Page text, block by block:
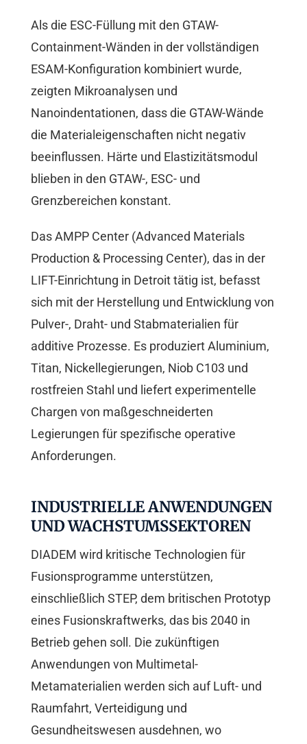
Als die ESC-Füllung mit den GTAW-
Containment-Wänden in der vollständigen
ESAM-Konfiguration kombiniert wurde,
zeigten Mikroanalysen und
Nanoindentationen, dass die GTAW-Wände
die Materialeigenschaften nicht negativ
beeinflussen. Härte und Elastizitätsmodul
blieben in den GTAW-, ESC- und
Grenzbereichen konstant.
Das AMPP Center (Advanced Materials
Production & Processing Center), das in der
LIFT-Einrichtung in Detroit tätig ist, befasst
sich mit der Herstellung und Entwicklung von
Pulver-, Draht- und Stabmaterialien für
additive Prozesse. Es produziert Aluminium,
Titan, Nickellegierungen, Niob C103 und
rostfreien Stahl und liefert experimentelle
Chargen von maßgeschneiderten
Legierungen für spezifische operative
Anforderungen.
INDUSTRIELLE ANWENDUNGEN
UND WACHSTUMSSEKTOREN
DIADEM wird kritische Technologien für
Fusionsprogramme unterstützen,
einschließlich STEP, dem britischen Prototyp
eines Fusionskraftwerks, das bis 2040 in
Betrieb gehen soll. Die zukünftigen
Anwendungen von Multimetal-
Metamaterialien werden sich auf Luft- und
Raumfahrt, Verteidigung und
Gesundheitswesen ausdehnen, wo